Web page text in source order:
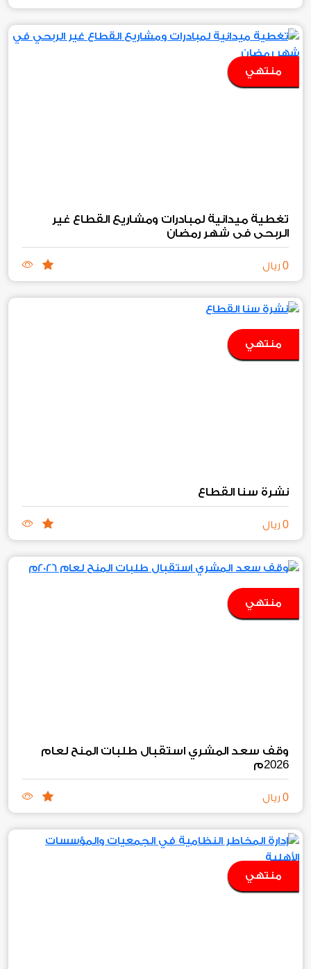
منتهي
تغطية ميدانية لمبادرات ومشاريع القطاع غير
الربحي في شهر رمضان
0 ريال
منتهي
نشرة سنا القطاع
0 ريال
منتهي
وقف سعد المشري استقبال طلبات المنح لعام
2026م
0 ريال
منتهي